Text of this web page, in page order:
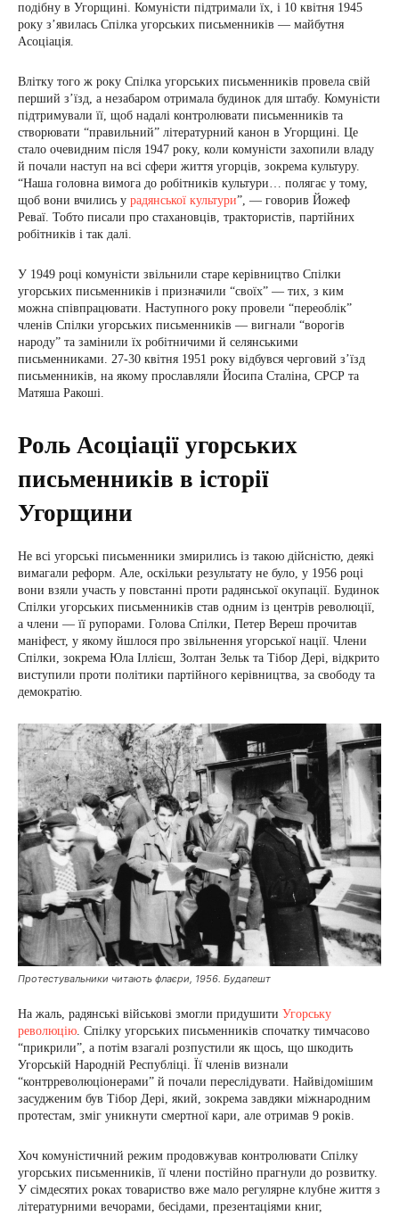
подібну в Угорщині. Комуністи підтримали їх, і 10 квітня 1945
року з’явилась Спілка угорських письменників — майбутня
Асоціація.
Влітку того ж року Спілка угорських письменників провела свій
перший з’їзд, а незабаром отримала будинок для штабу. Комуністи
підтримували її, щоб надалі контролювати письменників та
створювати “правильний” літературний канон в Угорщині. Це
стало очевидним після 1947 року, коли комуністи захопили владу
й почали наступ на всі сфери життя угорців, зокрема культуру.
“Наша головна вимога до робітників культури… полягає у тому,
щоб вони вчились у радянської культури”, — говорив Йожеф
Реваї. Тобто писали про стахановців, трактористів, партійних
робітників і так далі.
У 1949 році комуністи звільнили старе керівництво Спілки
угорських письменників і призначили “своїх” — тих, з ким
можна співпрацювати. Наступного року провели “переоблік”
членів Спілки угорських письменників — вигнали “ворогів
народу” та замінили їх робітничими й селянськими
письменниками. 27-30 квітня 1951 року відбувся черговий з’їзд
письменників, на якому прославляли Йосипа Сталіна, СРСР та
Матяша Ракоші.
Роль Асоціації угорських
письменників в історії
Угорщини
Не всі угорські письменники змирились із такою дійсністю, деякі
вимагали реформ. Але, оскільки результату не було, у 1956 році
вони взяли участь у повстанні проти радянської окупації. Будинок
Спілки угорських письменників став одним із центрів революції,
а члени — її рупорами. Голова Спілки, Петер Вереш прочитав
маніфест, у якому йшлося про звільнення угорської нації. Члени
Спілки, зокрема Юла Іллієш, Золтан Зельк та Тібор Дері, відкрито
виступили проти політики партійного керівництва, за свободу та
демократію.
Протестувальники читають флаєри, 1956. Будапешт
На жаль, радянські військові змогли придушити Угорську
революцію. Спілку угорських письменників спочатку тимчасово
“прикрили”, а потім взагалі розпустили як щось, що шкодить
Угорській Народній Республіці. Її членів визнали
“контрреволюціонерами” й почали переслідувати. Найвідомішим
засудженим був Тібор Дері, який, зокрема завдяки міжнародним
протестам, зміг уникнути смертної кари, але отримав 9 років.
Хоч комуністичний режим продовжував контролювати Спілку
угорських письменників, її члени постійно прагнули до розвитку.
У сімдесятих роках товариство вже мало регулярне клубне життя з
літературними вечорами, бесідами, презентаціями книг,